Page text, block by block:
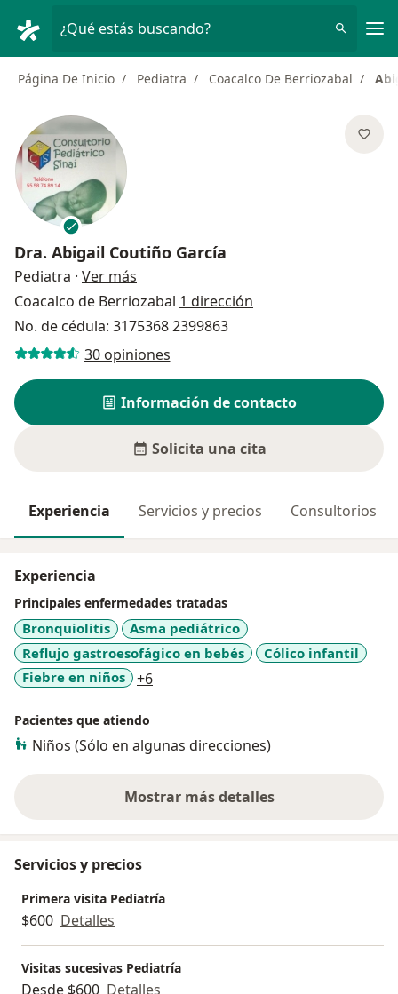
¿Qué estás buscando?
Página De Inicio Pediatra Coacalco De Berriozabal
Dra. Abigail Coutiño García
Pediatra · Ver más
Coacalco de Berriozabal 1 dirección
No. de cédula: 3175368 2399863
30 opiniones
Información de contacto
Solicita una cita
Experiencia Servicios y precios Consultorios
Experiencia
Principales enfermedades tratadas
Bronquiolitis
Asma pediátrico
Reflujo gastroesofágico en bebés
Cólico infantil
Fiebre en niños
+6a11y_sr_more_diseases
Pacientes que atiendo
Niños (Sólo en algunas direcciones)
Mostrar más detalles
sobre la experiencia
Servicios y precios
Primera visita Pediatría
$600 Detalles
Visitas sucesivas Pediatría
Desde $600 Detalles